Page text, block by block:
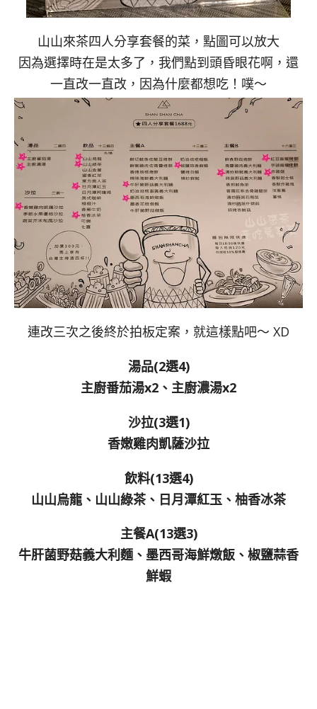
山山來茶四人分享套餐的菜，點圖可以放大
因為選擇時在是太多了，我們點到頭昏眼花啊，還
一直改一直改，因為什麼都想吃！噗～
連改三次之後終於拍板定案，就這樣點吧～ XD
湯品(2選4)
主廚番茄湯x2、主廚濃湯x2
沙拉(3選1)
香嫩雞肉凱薩沙拉
飲料(13選4)
山山烏龍、山山綠茶、日月潭紅玉、柚香冰茶
主餐A(13選3)
牛肝菌野菇義大利麵、墨西哥海鮮燉飯、椒鹽蒜香
鮮蝦